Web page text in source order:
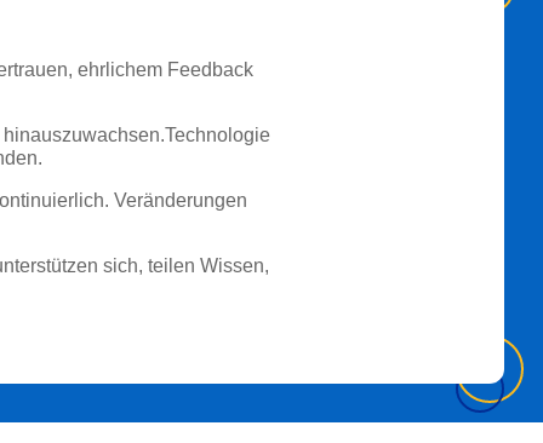
ehrlichem Feedback
Veränderungen
sich, teilen Wissen,